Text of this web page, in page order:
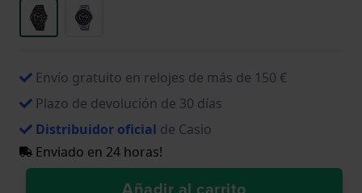
Envío gratuito en relojes de más de 150 €
Plazo de devolución de 30 días
Distribuidor oficial de Casio
Enviado en 24 horas!